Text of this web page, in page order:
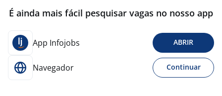
É ainda mais fácil pesquisar vagas no nosso app
App Infojobs ABRIR
Navegador Continuar